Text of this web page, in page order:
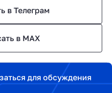
в Телеграм
в MAX
для обсуждения